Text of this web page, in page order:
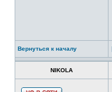
Вернуться к началу
NIKOLA